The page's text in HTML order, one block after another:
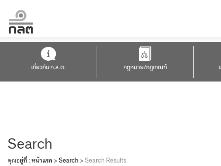
เกี่ยวกับ ก.ล.ต. กฎหมาย/กฎเกณฑ์
Search
คุณอยู่ที่ :หน้าแรก >Search >Search Results